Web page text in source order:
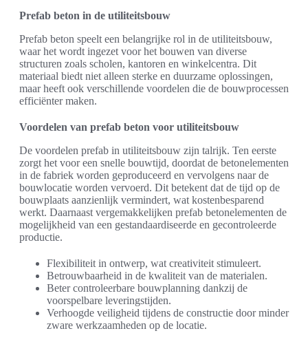
Prefab beton in de utiliteitsbouw
Prefab beton speelt een belangrijke rol in de utiliteitsbouw,
waar het wordt ingezet voor het bouwen van diverse
structuren zoals scholen, kantoren en winkelcentra. Dit
materiaal biedt niet alleen sterke en duurzame oplossingen,
maar heeft ook verschillende voordelen die de bouwprocessen
efficiënter maken.
Voordelen van prefab beton voor utiliteitsbouw
De voordelen prefab in utiliteitsbouw zijn talrijk. Ten eerste
zorgt het voor een snelle bouwtijd, doordat de betonelementen
in de fabriek worden geproduceerd en vervolgens naar de
bouwlocatie worden vervoerd. Dit betekent dat de tijd op de
bouwplaats aanzienlijk vermindert, wat kostenbesparend
werkt. Daarnaast vergemakkelijken prefab betonelementen de
mogelijkheid van een gestandaardiseerde en gecontroleerde
productie.
Flexibiliteit in ontwerp, wat creativiteit stimuleert.
Betrouwbaarheid in de kwaliteit van de materialen.
Beter controleerbare bouwplanning dankzij de
voorspelbare leveringstijden.
Verhoogde veiligheid tijdens de constructie door minder
zware werkzaamheden op de locatie.